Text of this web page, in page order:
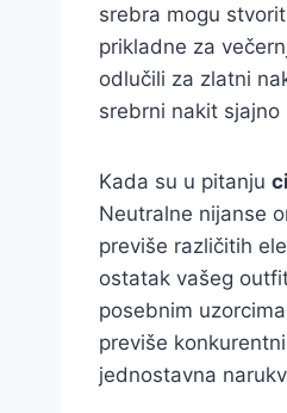
srebra mogu
prikladne za
odlučili za zlatni
srebrni nakit
Kada su u pitanju
Neutralne nijanse
previše različitih
ostatak vašeg
posebnim
previše
jednostavna